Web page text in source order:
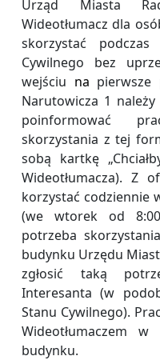
Urząd Miasta
Wideotłumacz dla
skorzystać
Cywilnego bez
wejściu na
Narutowicza 1
poinformować
skorzystania z tej
sobą kartkę
Wideotłumacza). Z
korzystać codziennie
(we wtorek od
potrzeba
budynku Urzędu
zgłosić taką
Interesanta (w
Stanu Cywilnego).
Wideotłumaczem
budynku.